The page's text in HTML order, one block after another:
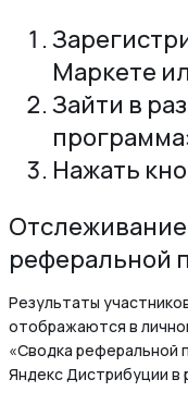
Маркете
Зайти в
Нажать
Отслеживание
реферальной
Результаты
отображаются в
«Сводка реферальной
Яндекс Дистрибуции в